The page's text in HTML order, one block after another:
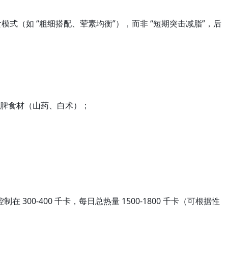
式（如 “粗细搭配、荤素均衡”），而非 “短期突击减脂”，后
食材（山药、白术）；
在 300-400 千卡，每日总热量 1500-1800 千卡（可根据性